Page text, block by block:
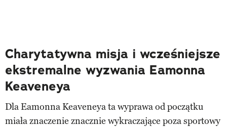
Charytatywna misja i wcześniejsze
ekstremalne wyzwania Eamonna
Keaveneya
Dla Eamonna Keaveneya ta wyprawa od początku
miała znaczenie znacznie wykraczające poza sportowy